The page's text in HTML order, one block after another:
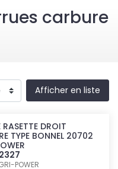
carbure
Afficher en liste
RASETTE DROIT
TYPE BONNEL 20702
POWER